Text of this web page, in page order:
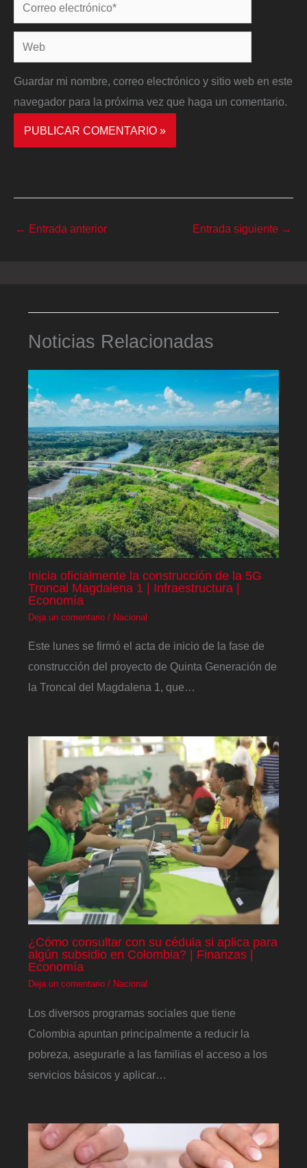
electrónico*
Web
Guardar mi nombre, correo electrónico y sitio web en este
navegador para la próxima vez que haga un comentario.
← Entrada anterior Entrada siguiente →
Noticias Relacionadas
Inicia oficialmente la construcción de la 5G
Troncal Magdalena 1 | Infraestructura |
Economía
Deja un comentario / Nacional
Este lunes se firmó el acta de inicio de la fase de
construcción del proyecto de Quinta Generación de
la Troncal del Magdalena 1, que…
¿Cómo consultar con su cédula si aplica para
algún subsidio en Colombia? | Finanzas |
Economía
Deja un comentario / Nacional
Los diversos programas sociales que tiene
Colombia apuntan principalmente a reducir la
pobreza, asegurarle a las familias el acceso a los
servicios básicos y aplicar…